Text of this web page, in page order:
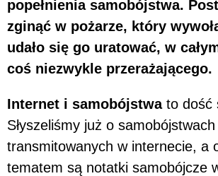
popełnienia samobójstwa.
zginąć w pożarze, który
udało się go uratować, w
coś niezwykle przerażającego.
Internet i samobójstwa to dość
Słyszeliśmy już o samobójstwach
transmitowanych w internecie, a
tematem są notatki samobójcze